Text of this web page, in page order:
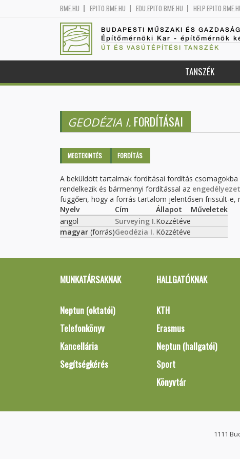
BME.HU EPITO.BME.HU EDU.EPITO.BME.HU
BUDAPESTI MŰSZAKI ÉS
Építőmérnöki Kar - építőmérnök
ÚT ÉS VASÚTÉPÍTÉSI TANSZÉK
TANSZÉK
GEODÉZIA I. FORDÍTÁSAI
Elsődleges fülek
MEGTEKINTÉS FORDÍTÁS
A beküldött tartalmak fordításai fordítás
rendelkezik és bármennyi fordítással az
függően, hogy a forrás tartalom jelentősen frissült-
Nyelv
Cím Állapot
Műveletek
angol
Surveying I.Közzétéve
magyar (forrás)Geodézia I. Közzétéve
MUNKATÁRSAKNAK
Neptun (oktatói)
Telefonkönyv
Kancellária
Segítségkérés
HALLGATÓKNAK
KTH
Erasmus
Neptun (hallgatói)
Sport
Könyvtár
1111